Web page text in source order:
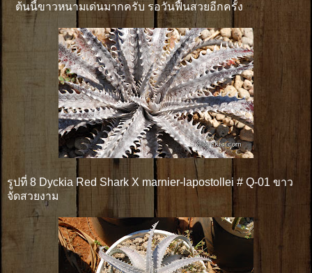
ต้นนี้ขาวหนามเด่นมากครับ รอวันฟื้นสวยอีกครั้ง
รูปที่ 8 Dyckia Red Shark X marnier-lapostollei # Q-01 ขาว
จัดสวยงาม